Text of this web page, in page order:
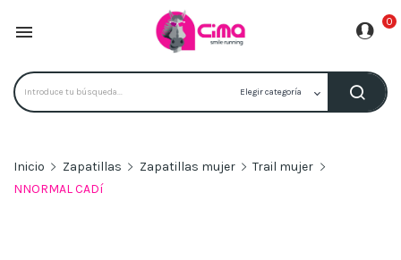
 0
Inicio Zapatillas Zapatillas mujer
Trail mujer
NNORMAL CADí